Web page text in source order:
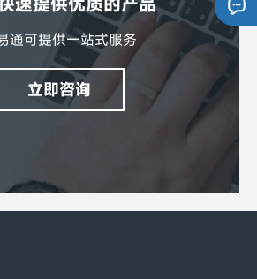
通可提供一站式服务
立即咨询